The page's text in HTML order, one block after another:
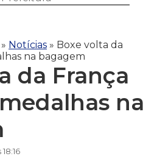
» Notícias » Boxe volta da
na bagagem
da França
na